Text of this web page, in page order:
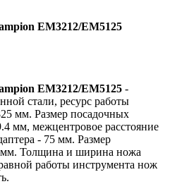
EM3212/EM5125
EM3212/EM5125 -
стали, ресурс работы
мм. Размер посадочных
мм, межцентровое расстояние
- 75 мм. Размер
мм. Толщина и ширина ножа
работы инструмента нож